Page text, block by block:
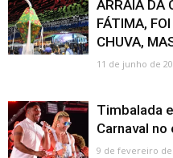
ARRAIÁ DA
FÁTIMA,
CHUVA,
11 de junho de
Timbalada
Carnaval
9 de fevereiro de